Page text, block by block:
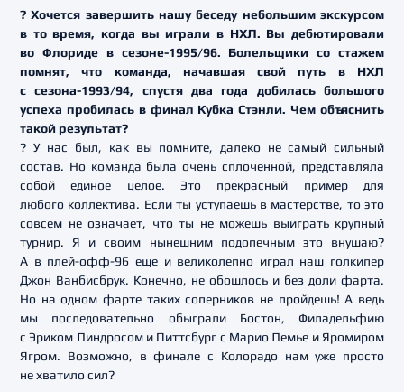
? Хочется завершить нашу беседу небольшим экскурсом
в то время, когда вы играли в НХЛ. Вы дебютировали
во Флориде в сезоне-1995/96. Болельщики со стажем
помнят, что команда, начавшая свой путь в НХЛ
с сезона-1993/94, спустя два года добилась большого
успеха пробилась в финал Кубка Стэнли. Чем объяснить
такой результат?
? У нас был, как вы помните, далеко не самый сильный
состав. Но команда была очень сплоченной, представляла
собой единое целое. Это прекрасный пример для
любого коллектива. Если ты уступаешь в мастерстве, то это
совсем не означает, что ты не можешь выиграть крупный
турнир. Я и своим нынешним подопечным это внушаю?
А в плей-офф-96 еще и великолепно играл наш голкипер
Джон Ванбисбрук. Конечно, не обошлось и без доли фарта.
Но на одном фарте таких соперников не пройдешь! А ведь
мы последовательно обыграли Бостон, Филадельфию
с Эриком Линдросом и Питтсбург с Марио Лемье и Яромиром
Ягром. Возможно, в финале с Колорадо нам уже просто
не хватило сил?